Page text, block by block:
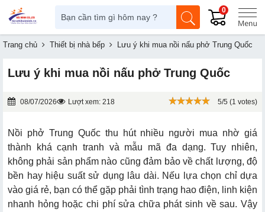
0
Trang chủ Thiết bị nhà bếp Lưu ý khi mua nồi nấu phở Trung Quốc
Lưu ý khi mua nồi nấu phở Trung Quốc
08/07/2026 Lượt xem: 218 5/5 (1 votes)
Nồi phở Trung Quốc thu hút nhiều người mua nhờ giá
thành khá cạnh tranh và mẫu mã đa dạng. Tuy nhiên,
không phải sản phẩm nào cũng đảm bảo về chất lượng, độ
bền hay hiệu suất sử dụng lâu dài. Nếu lựa chọn chỉ dựa
vào giá rẻ, bạn có thể gặp phải tình trạng hao điện, linh kiện
nhanh hỏng hoặc chi phí sửa chữa phát sinh về sau. Vậy